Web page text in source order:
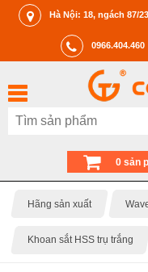
Hà Nội: 18, ngách 87/
0966.404.460
0 sản
Hãng sản xuất
Khoan sắt HSS trụ trắng